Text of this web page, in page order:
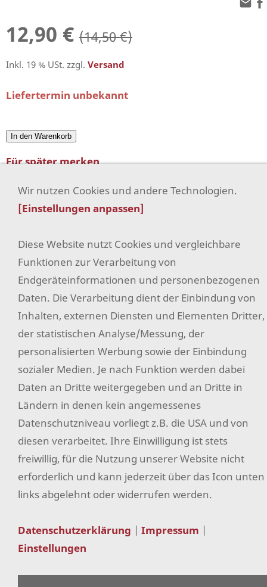
12,90 € (14,50 €)
Inkl. 19 % USt. zzgl. Versand
Liefertermin unbekannt
In den Warenkorb
Für später merken
AUCH SEHR BELIEBT
Filz
AGB
Widerrufsrecht
Datenschutz
Hilfe
Impressum
Sitemap
Widerrufsformular
Instagram
Erklärung zur Barrierefreiheit
Wir nutzen Cookies und andere Technologien.
[Einstellungen anpassen]
Diese Website nutzt Cookies und vergleichbare
Funktionen zur Verarbeitung von
Endgeräteinformationen und personenbezogenen
Daten. Die Verarbeitung dient der Einbindung von
Inhalten, externen Diensten und Elementen Dritter,
der statistischen Analyse/Messung, der
personalisierten Werbung sowie der Einbindung
sozialer Medien. Je nach Funktion werden dabei
Daten an Dritte weitergegeben und an Dritte in
Ländern in denen kein angemessenes
Datenschutzniveau vorliegt z.B. die USA und von
diesen verarbeitet. Ihre Einwilligung ist stets
freiwillig, für die Nutzung unserer Website nicht
erforderlich und kann jederzeit über das Icon unten
links abgelehnt oder widerrufen werden.
Datenschutzerklärung | Impressum |
Einstellungen